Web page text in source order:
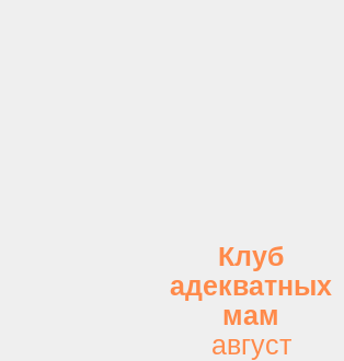
Клуб
адекватных
мам
август